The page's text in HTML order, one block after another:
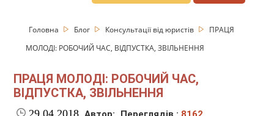
Головна Блог Консультації від юристів
ПРАЦЯ
МОЛОДІ: РОБОЧИЙ ЧАС, ВІДПУСТКА, ЗВІЛЬНЕННЯ
ПРАЦЯ МОЛОДІ: РОБОЧИЙ ЧАС,
ВІДПУСТКА, ЗВІЛЬНЕННЯ